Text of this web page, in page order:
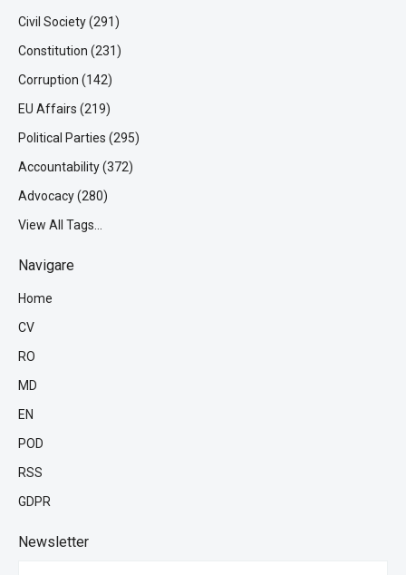
Civil Society (291)
Constitution (231)
Corruption (142)
EU Affairs (219)
Political Parties (295)
Accountability (372)
Advocacy (280)
View All Tags...
Navigare
Home
CV
RO
MD
EN
POD
RSS
GDPR
Newsletter